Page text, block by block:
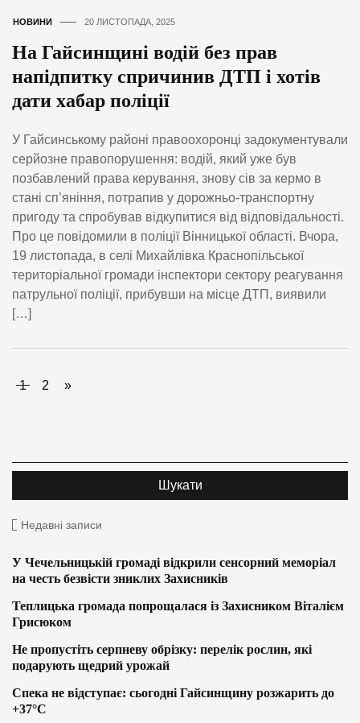
НОВИНИ 20 ЛИСТОПАДА, 2025
На Гайсинщині водій без прав
напідпитку спричинив ДТП і хотів
дати хабар поліції
У Гайсинському районі правоохоронці задокументували
серйозне правопорушення: водій, який уже був
позбавлений права керування, знову сів за кермо в
стані сп’яніння, потрапив у дорожньо-транспортну
пригоду та спробував відкупитися від відповідальності.
Про це повідомили в поліції Вінницької області. Вчора,
19 листопада, в селі Михайлівка Краснопільської
територіальної громади інспектори сектору реагування
патрульної поліції, прибувши на місце ДТП, виявили
[…]
1 2 »
Недавні записи
У Чечельницькій громаді відкрили сенсорний меморіал
на честь безвісти зниклих Захисників
Теплицька громада попрощалася із Захисником Віталієм
Грисюком
Не пропустіть серпневу обрізку: перелік рослин, які
подарують щедрий урожай
Спека не відступає: сьогодні Гайсинщину розжарить до
+37°C